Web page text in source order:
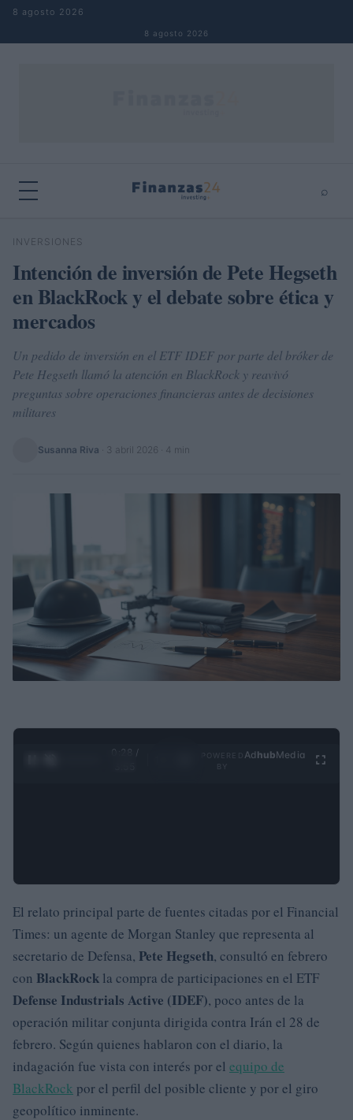
Saltar al contenido
8 agosto 2026
8 agosto 2026
⌕
Buscar
INVERSIONES
Intención de inversión de Pete Hegseth
en BlackRock y el debate sobre ética y
mercados
Un pedido de inversión en el ETF IDEF por parte del bróker de
Pete Hegseth llamó la atención en BlackRock y reavivó
preguntas sobre operaciones financieras antes de decisiones
militares
Susanna Riva 3 abril 2026 · 4 min
0:29 /
Ad hubMedia
El relato principal parte de fuentes citadas por el Financial
Times: un agente de Morgan Stanley que representa al
secretario de Defensa, Pete Hegseth, consultó en febrero
con BlackRock la compra de participaciones en el ETF
Defense Industrials Active (IDEF), poco antes de la
operación militar conjunta dirigida contra Irán el 28 de
febrero. Según quienes hablaron con el diario, la
indagación fue vista con interés por el equipo de
BlackRock por el perfil del posible cliente y por el giro
geopolítico inminente.